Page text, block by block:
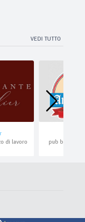
VEDI TUTTO
di lavoro
pub bavarese,